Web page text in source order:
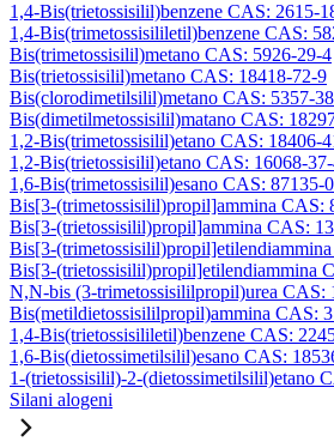
1,4-Bis(trietossisilil)benzene CAS: 2615-
1,4-Bis(trimetossisililetil)benzene CAS:
Bis(trimetossisilil)metano CAS: 5926-29-4
Bis(trietossisilil)metano CAS: 18418-72-9
Bis(clorodimetilsilil)metano CAS: 5357-
Bis(dimetilmetossisilil)matano CAS:
1,2-Bis(trimetossisilil)etano CAS: 18406-
1,2-Bis(trietossisilil)etano CAS: 16068-
1,6-Bis(trimetossisilil)esano CAS: 87135-
Bis[3-(trimetossisilil)propil]ammina CAS:
Bis[3-(trietossisilil)propil]ammina CAS:
Bis[3-
Bis[3-(trietossisilil)propil]etilendiammina
N,N-bis (3-trimetossisililpropil)urea CAS:
Bis(metildietossisililpropil)ammina CAS:
1,4-Bis(trietossisililetil)benzene CAS:
1,6-Bis(dietossimetilsilil)esano CAS:
1-(trietossisilil)-2-(dietossimetilsilil)etano
Silani alogeni